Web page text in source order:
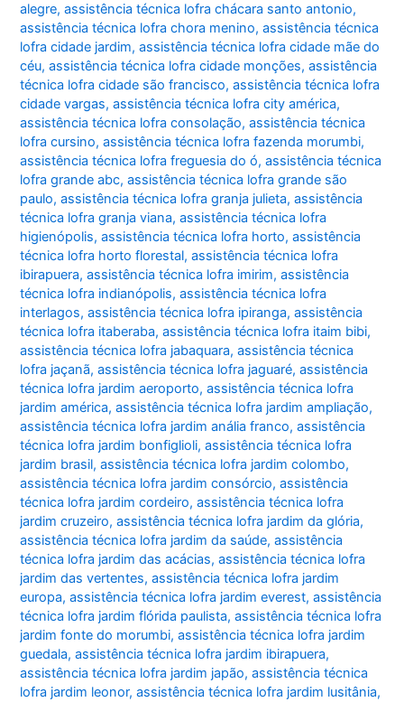
alegre,assistência técnica lofra chácara santo antonio,
assistência técnica lofra chora menino,assistência técnica
lofra cidade jardim,assistência técnica lofra cidade mãe do
céu,assistência técnica lofra cidade monções,assistência
técnica lofra cidade são francisco,assistência técnica lofra
cidade vargas,assistência técnica lofra city américa,
assistência técnica lofra consolação,assistência técnica
lofra cursino,assistência técnica lofra fazenda morumbi,
assistência técnica lofra freguesia do ó,assistência técnica
lofra grande abc,assistência técnica lofra grande são
paulo,assistência técnica lofra granja julieta,assistência
técnica lofra granja viana,assistência técnica lofra
higienópolis,assistência técnica lofra horto,assistência
técnica lofra horto florestal,assistência técnica lofra
ibirapuera,assistência técnica lofra imirim,assistência
técnica lofra indianópolis,assistência técnica lofra
interlagos,assistência técnica lofra ipiranga,assistência
técnica lofra itaberaba,assistência técnica lofra itaim bibi,
assistência técnica lofra jabaquara,assistência técnica
lofra jaçanã,assistência técnica lofra jaguaré,assistência
técnica lofra jardim aeroporto,assistência técnica lofra
jardim américa,assistência técnica lofra jardim ampliação,
assistência técnica lofra jardim anália franco,assistência
técnica lofra jardim bonfiglioli,assistência técnica lofra
jardim brasil,assistência técnica lofra jardim colombo,
assistência técnica lofra jardim consórcio,assistência
técnica lofra jardim cordeiro,assistência técnica lofra
jardim cruzeiro,assistência técnica lofra jardim da glória,
assistência técnica lofra jardim da saúde,assistência
técnica lofra jardim das acácias,assistência técnica lofra
jardim das vertentes,assistência técnica lofra jardim
europa,assistência técnica lofra jardim everest,assistência
técnica lofra jardim flórida paulista,assistência técnica lofra
jardim fonte do morumbi,assistência técnica lofra jardim
guedala,assistência técnica lofra jardim ibirapuera,
assistência técnica lofra jardim japão,assistência técnica
lofra jardim leonor,assistência técnica lofra jardim lusitânia,